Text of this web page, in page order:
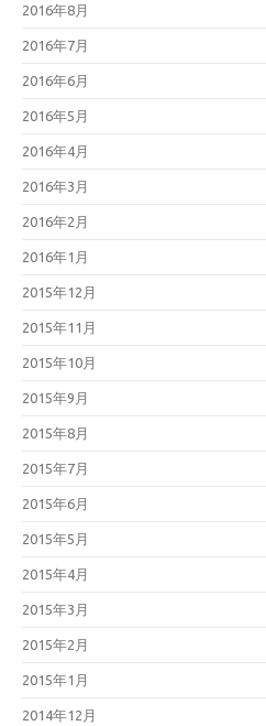
2016年8月
2016年7月
2016年6月
2016年5月
2016年4月
2016年3月
2016年2月
2016年1月
2015年12月
2015年11月
2015年10月
2015年9月
2015年8月
2015年7月
2015年6月
2015年5月
2015年4月
2015年3月
2015年2月
2015年1月
2014年12月